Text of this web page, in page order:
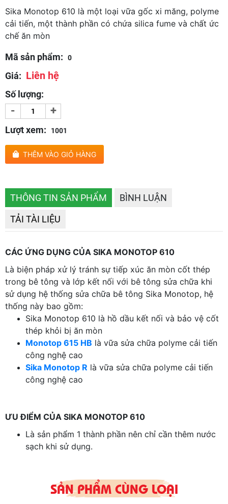
Sika Monotop 610 là một loại vữa gốc xi măng, polyme
cải tiến, một thành phần có chứa silica fume và chất ức
chế ăn mòn
Mã sản phẩm: 0
Giá: Liên hệ
Số lượng:
- +
Lượt xem: 1001
THÊM VÀO GIỎ HÀNG
THÔNG TIN SẢN PHẨM
BÌNH LUẬN
TẢI TÀI LIỆU
CÁC ỨNG DỤNG CỦA SIKA MONOTOP 610
Là biện pháp xử lý tránh sự tiếp xúc ăn mòn cốt thép
trong bê tông và lớp kết nối với bê tông sửa chữa khi
sử dụng hệ thống sửa chữa bê tông Sika Monotop, hệ
thống này bao gồm:
Sika Monotop 610 là hồ dầu kết nối và bảo vệ cốt
thép khỏi bị ăn mòn
Monotop 615 HB là vữa sửa chữa polyme cải tiến
công nghệ cao
Sika Monotop R là vữa sửa chữa polyme cải tiến
công nghệ cao
ƯU ĐIỂM CỦA SIKA MONOTOP 610
Là sản phẩm 1 thành phần nên chỉ cần thêm nước
sạch khi sử dụng.
Khả năng chống sự thẩm thấu nước và clorua cao
Không nhạy cảm với độ ẩm
SẢN PHẨM CÙNG LOẠI